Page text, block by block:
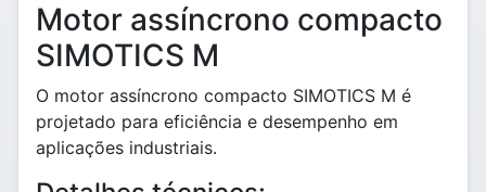
Motor assíncrono compacto
SIMOTICS M
O motor assíncrono compacto SIMOTICS M é
projetado para eficiência e desempenho em
aplicações industriais.